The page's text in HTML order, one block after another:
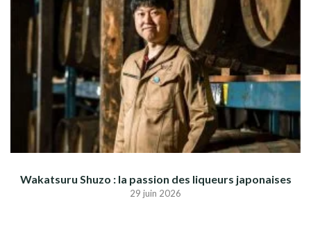
Wakatsuru Shuzo : la passion des liqueurs japonaises
29 juin 2026